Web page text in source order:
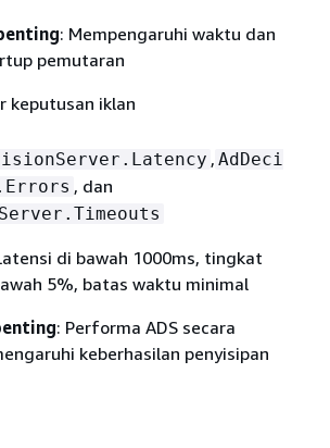
: Mempengaruhi waktu dan
pemutaran
keputusan iklan
, AdDeci
, dan
di bawah 1000ms, tingkat
5%, batas waktu minimal
: Performa ADS secara
keberhasilan penyisipan